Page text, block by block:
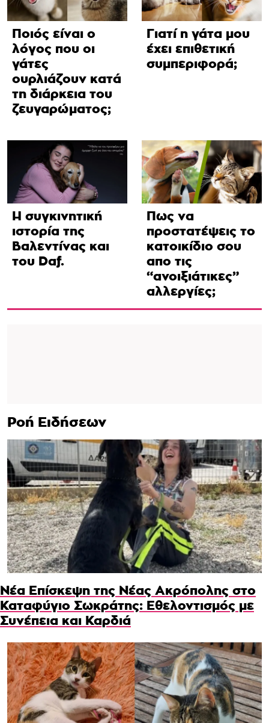
Ποιός είναι ο
λόγος που οι
γάτες
ουρλιάζουν κατά
τη διάρκεια του
ζευγαρώματος;
Γιατί η γάτα μου
έχει επιθετική
συμπεριφορά;
Η συγκινητική
ιστορία της
Βαλεντίνας και
του Daf.
Πως να
προστατέψεις το
κατοικίδιο σου
απο τις
“ανοιξιάτικες”
αλλεργίες;
Ροή Ειδήσεων
Νέα Επίσκεψη της Νέας Ακρόπολης στο
Καταφύγιο Σωκράτης: Εθελοντισμός με
Συνέπεια και Καρδιά